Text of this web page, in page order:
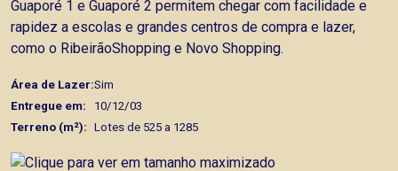
Guaporé 1 e Guaporé 2 permitem chegar com facilidade e
rapidez a escolas e grandes centros de compra e lazer,
como o RibeirãoShopping e Novo Shopping.
Área de Lazer:Sim
Entregue em:
10/12/03
Terreno (m²): Lotes de 525 a 1285